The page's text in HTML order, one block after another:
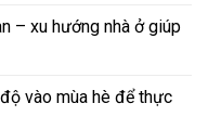
– xu hướng nhà ở giúp
vào mùa hè để thực